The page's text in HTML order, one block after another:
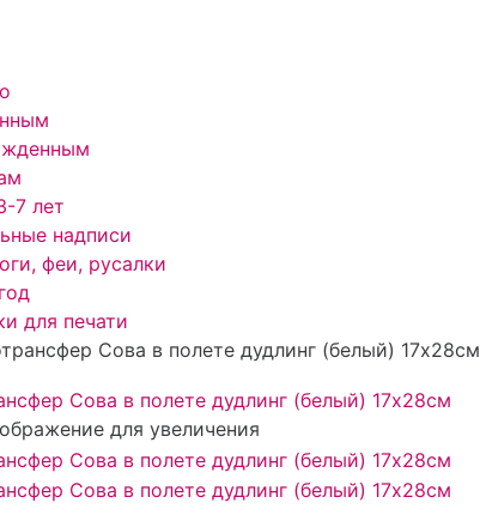
7 лет
надписи
феи, русалки
для печати
Сова в полете дудлинг (белый) 17х28см
для увеличения